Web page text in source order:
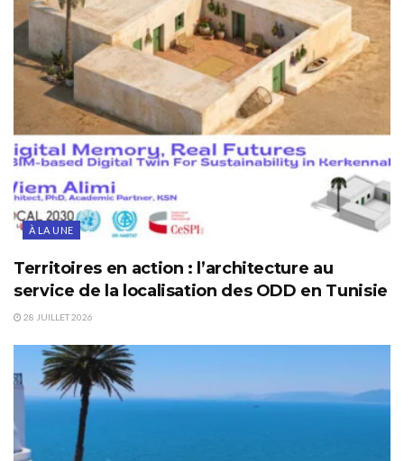
À LA UNE
Territoires en action : l’architecture au
service de la localisation des ODD en Tunisie
28 JUILLET 2026